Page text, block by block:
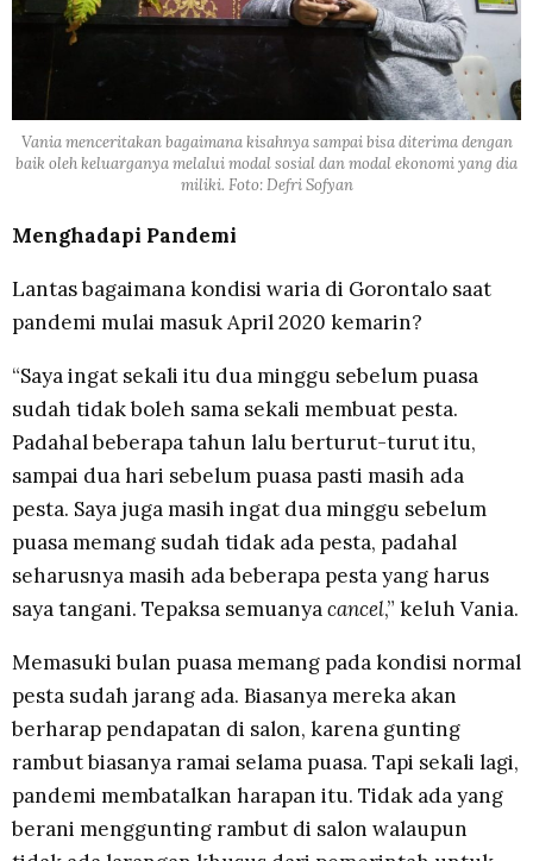
Vania menceritakan bagaimana kisahnya sampai bisa diterima dengan
baik oleh keluarganya melalui modal sosial dan modal ekonomi yang dia
miliki. Foto: Defri Sofyan
Menghadapi Pandemi
Lantas bagaimana kondisi waria di Gorontalo saat
pandemi mulai masuk April 2020 kemarin?
“Saya ingat sekali itu dua minggu sebelum puasa
sudah tidak boleh sama sekali membuat pesta.
Padahal beberapa tahun lalu berturut-turut itu,
sampai dua hari sebelum puasa pasti masih ada
pesta. Saya juga masih ingat dua minggu sebelum
puasa memang sudah tidak ada pesta, padahal
seharusnya masih ada beberapa pesta yang harus
saya tangani. Tepaksa semuanyacancel,” keluh Vania.
Memasuki bulan puasa memang pada kondisi normal
pesta sudah jarang ada. Biasanya mereka akan
berharap pendapatan di salon, karena gunting
rambut biasanya ramai selama puasa. Tapi sekali lagi,
pandemi membatalkan harapan itu. Tidak ada yang
berani menggunting rambut di salon walaupun